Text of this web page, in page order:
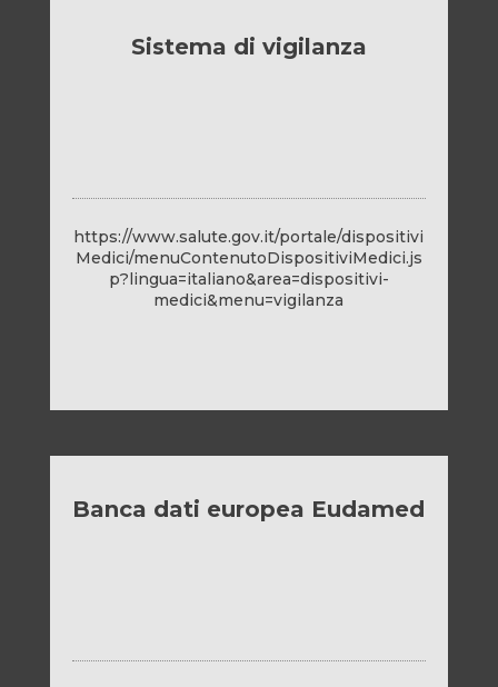
Sistema di vigilanza
https://www.salute.gov.it/portale/dispositivi
Medici/menuContenutoDispositiviMedici.js
p?lingua=italiano&area=dispositivi-
medici&menu=vigilanza
Banca dati europea Eudamed